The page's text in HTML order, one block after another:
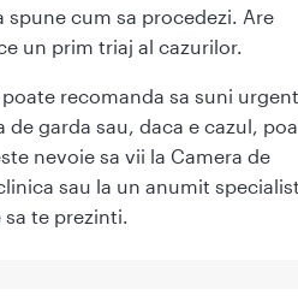
spune cum sa procedezi. Are
un prim triaj al cazurilor.
recomanda sa suni
de garda sau, daca e cazul,
nevoie sa vii la Camera de
sau la un anumit
sa te prezinti.